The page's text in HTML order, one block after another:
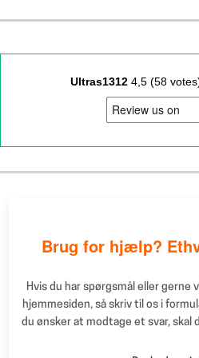
For at være helt sikker på
indeholder prøver af alle de
maler det egentlige flag.
Ultras13124,5 (58
Brug for hjælp?
Hvis du har spørgsmål eller gerne
hjemmesiden, så skriv til os i
du ønsker at modtage et svar, skal